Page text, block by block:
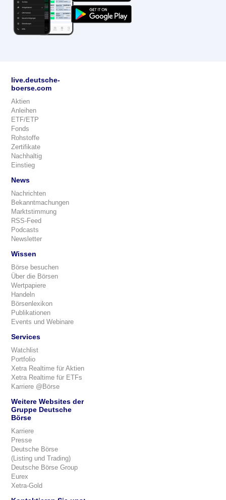
live.deutsche-
boerse.com
Aktien
Anleihen
ETF/ETP
Fonds
Rohstoffe
Zertifikate
Nachhaltig
Einstieg
News
Nachrichten
Bekanntmachungen
Marktstimmung
RSS-Feed
Podcasts
Newsletter
Wissen
Börse besuchen
Über die Börsen
Wertpapiere
Handeln
Börsenlexikon
Publikationen
Events und Webinare
Services
Watchlist
Portfolio
Xetra Realtime für Aktien
Xetra Realtime für ETFs
Karriere @Börse
Weitere Websites der
Gruppe Deutsche
Börse
Karriere
Presse
Deutsche Börse
(Listing und Trading)
Deutsche Börse Group
Eurex
Xetra-Gold